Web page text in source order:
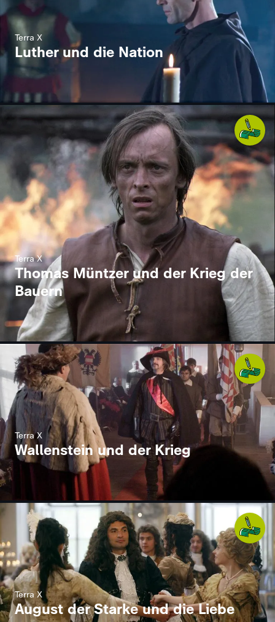
Terra X
Luther und die Nation
Terra X
Thomas Müntzer und der Krieg der
Bauern
Terra X
Wallenstein und der Krieg
Terra X
August der Starke und die Liebe